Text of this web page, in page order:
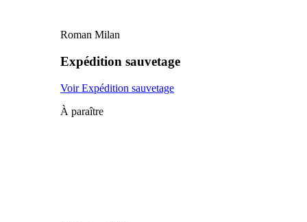
Roman Milan
Expédition sauvetage
Voir Expédition sauvetage
À paraître